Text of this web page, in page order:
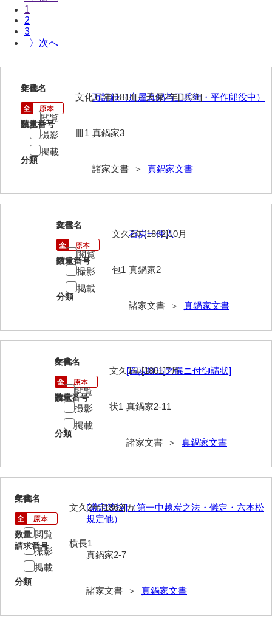
伊藤家文書（山口市）
井上家文書（宇部市）
井上家文書（徳山市）
井上勉家文書（大和町）
井下家文書（埼玉県）
井原家文書
今井家文書
入江九一文書
岩崎家文書（秋芳町）
岩崎家文書（鹿野町）
岩見博幸収集史料
上田家文書（防府市）
上松氏収集文書
宇多田家文書
内田家文書（防府市）
1
2
3
〉
1
文書名
万記録（庄屋真鍋与三兵衛・平作郎役中）
請求番号
真鍋家3
分類
諸家文書 ＞ 真鍋家文書
年代
文化11年[1814]～天保2年[1831]
数量
冊1
閲覧
撮影
掲載
2
文書名
石炭一件入
請求番号
真鍋家2
分類
諸家文書 ＞ 真鍋家文書
年代
文久2年[1862]10月
数量
包1
閲覧
撮影
掲載
3
文書名
[石炭掘出之儀ニ付御請状]
請求番号
真鍋家2-11
分類
諸家文書 ＞ 真鍋家文書
年代
文久1年[1861]7月
数量
状1
閲覧
撮影
掲載
4
文書名
[議定等控]（第一中越炭之法・儀定・六本松
規定他）
請求番号
真鍋家2-7
分類
諸家文書 ＞ 真鍋家文書
年代
文久2年[1862]カ
数量
横長1
閲覧
撮影
掲載